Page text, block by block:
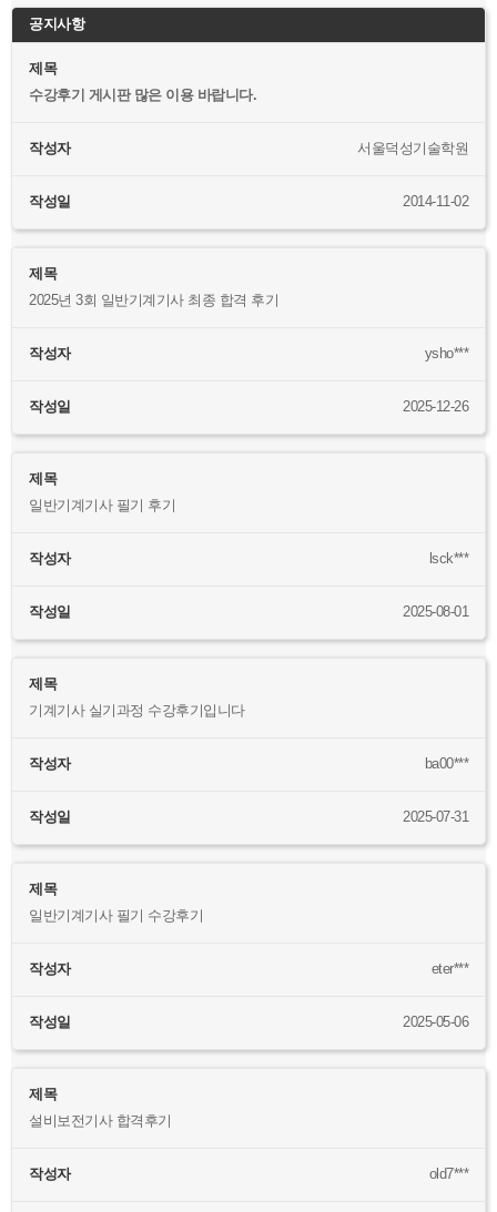
제목
수강후기 게시판 많은 이용 바랍니다.
작성자 서울덕성기술학원
작성일 2014-11-02
제목
2025년 3회 일반기계기사 최종 합격 후기
작성자 ysho***
작성일 2025-12-26
제목
일반기계기사 필기 후기
작성자 lsck***
작성일 2025-08-01
제목
기계기사 실기과정 수강후기입니다
작성자 ba00***
작성일 2025-07-31
제목
일반기계기사 필기 수강후기
작성자 eter***
작성일 2025-05-06
제목
설비보전기사 합격후기
작성자 old7***